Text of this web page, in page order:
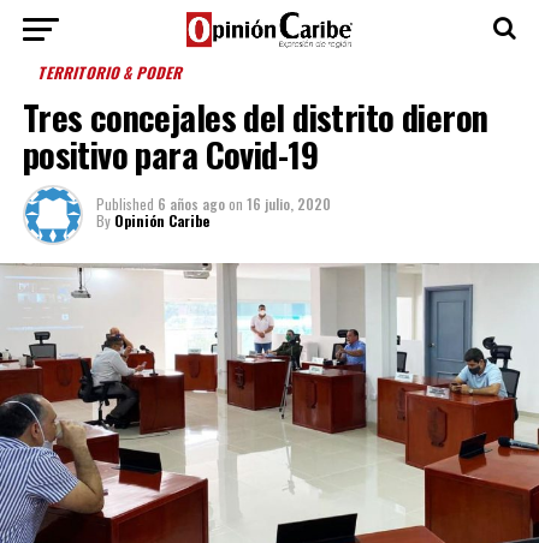
TERRITORIO & PODER
Tres concejales del distrito dieron
positivo para Covid-19
Published 6 años agoon 16 julio, 2020
By Opinión Caribe